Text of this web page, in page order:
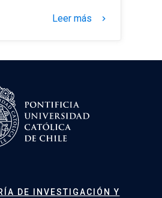
Leer más keyboard_arrow_right
DE INVESTIGACIÓN Y